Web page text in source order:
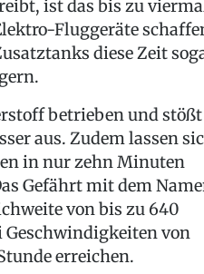
ist das bis zu
Fluggeräte
diese Zeit
betrieben und stößt
aus. Zudem lassen
in nur zehn Minuten
Gefährt mit dem
von bis zu 640
von
erreichen.